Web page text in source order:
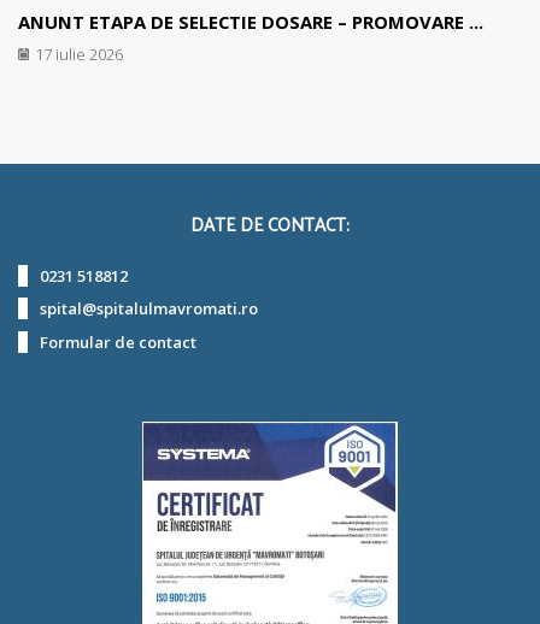
ANUNT ETAPA DE SELECTIE DOSARE – PROMOVARE ...
17 iulie 2026
DATE DE CONTACT:
0231 518812
spital@spitalulmavromati.ro
Formular de contact